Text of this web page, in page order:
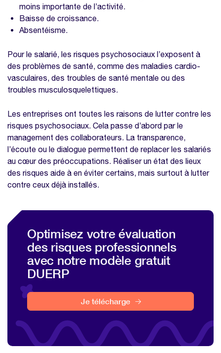
moins importante de l’activité.
Baisse de croissance.
Absentéisme.
Pour le salarié, les risques psychosociaux l’exposent à
des problèmes de santé, comme des maladies cardio-
vasculaires, des troubles de santé mentale ou des
troubles musculosquelettiques.
Les entreprises ont toutes les raisons de lutter contre les
risques psychosociaux. Cela passe d’abord par le
management des collaborateurs. La transparence,
l’écoute ou le dialogue permettent de replacer les salariés
au cœur des préoccupations. Réaliser un état des lieux
des risques aide à en éviter certains, mais surtout à lutter
contre ceux déjà installés.
Optimisez votre évaluation
des risques professionnels
avec notre modèle gratuit
DUERP
Je télécharge